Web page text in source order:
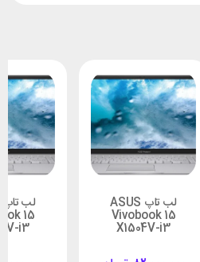
لب تاپ ASUS
Vivobook 15
X1504V-i3
15
i3